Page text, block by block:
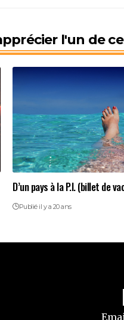
l'un de
D’un pays à la P.I. (billet de
Publié il y a 20 ans